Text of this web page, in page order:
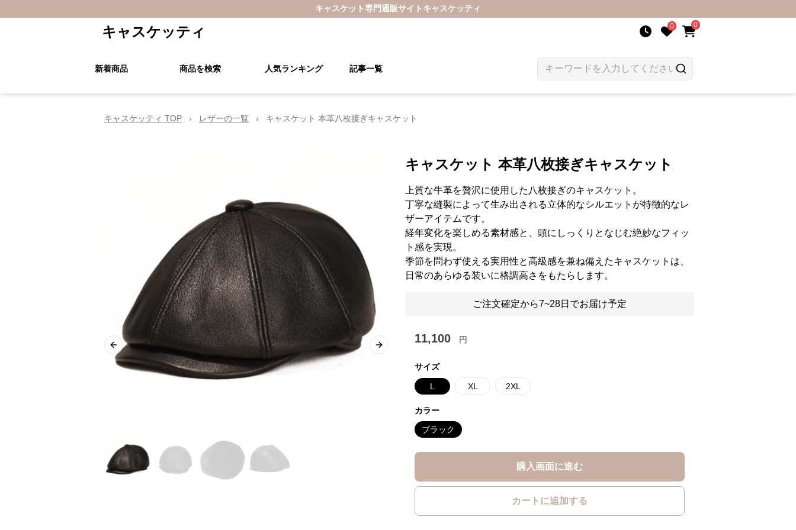
キャスケット専門通販サイト キャスケッティ
キャスケッティ 0 0
新着商品 商品を検索 人気ランキング 記事一覧
キャスケッティ TOP › レザーの一覧 › キャスケット 本革八枚接ぎキャスケット
Previous slide Next slide
キャスケット 本革八枚接ぎキャスケット
上質な牛革を贅沢に使用した八枚接ぎのキャスケット。
丁寧な縫製によって生み出される立体的なシルエットが特徴的なレ
ザーアイテムです。
経年変化を楽しめる素材感と、頭にしっくりとなじむ絶妙なフィッ
ト感を実現。
季節を問わず使える実用性と高級感を兼ね備えたキャスケットは、
日常のあらゆる装いに格調高さをもたらします。
ご注文確定から7~28日でお届け予定
11,100 円
サイズ
L XL 2XL
カラー
ブラック
購入画面に進む
カートに追加する